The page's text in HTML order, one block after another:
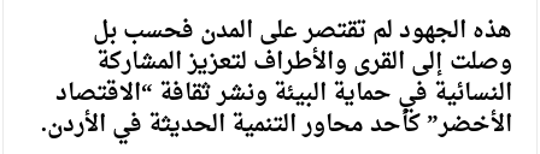
هذه الجهود لم تقتصر على المدن فحسب بل
وصلت إلى القرى والأطراف لتعزيز المشاركة
النسائية في حماية البيئة ونشر ثقافة “الاقتصاد
الأخضر” كأحد محاور التنمية الحديثة في الأردن.